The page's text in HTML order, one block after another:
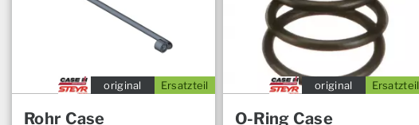
Ersatzteil
original
Rohr Case
Ersatzteil
original
O-Ring Case